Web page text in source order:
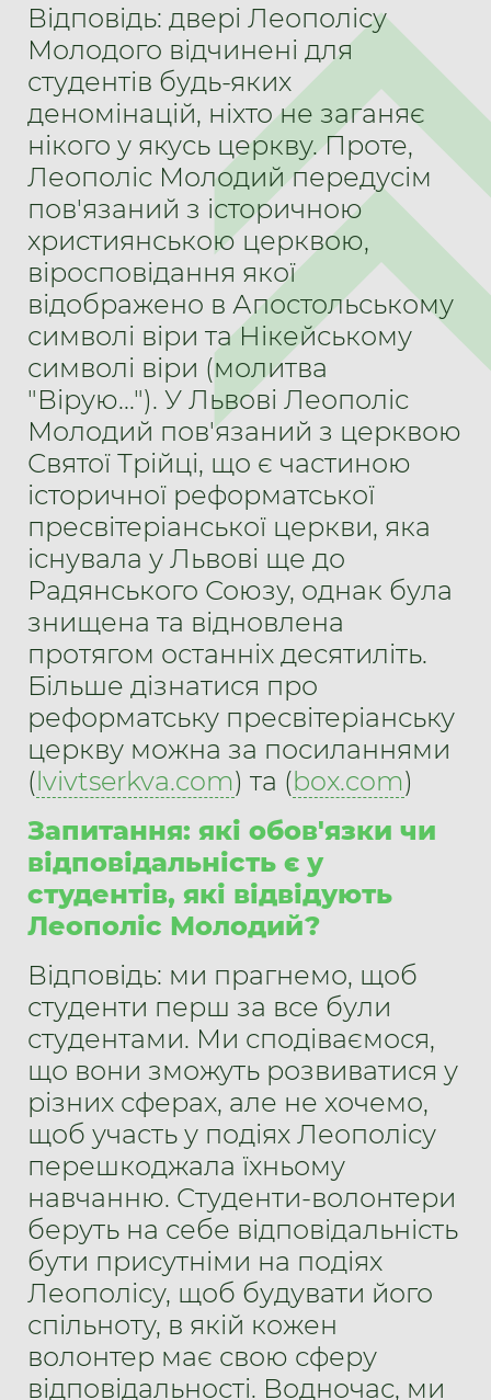
Відповідь: двері Леополісу
Молодого відчинені для
студентів будь-яких
деномінацій, ніхто не заганяє
нікого у якусь церкву. Проте,
Леополіс Молодий передусім
пов'язаний з історичною
християнською церквою,
віросповідання якої
відображено в Апостольському
символі віри та Нікейському
символі віри (молитва
"Вірую..."). У Львові Леополіс
Молодий пов'язаний з церквою
Святої Трійці, що є частиною
історичної реформатської
пресвітеріанської церкви, яка
існувала у Львові ще до
Радянського Союзу, однак була
знищена та відновлена
протягом останніх десятиліть.
Більше дізнатися про
реформатську пресвітеріанську
церкву можна за посиланнями
(lvivtserkva.com) та (box.com)
Запитання: які обов'язки чи
відповідальність є у
студентів, які відвідують
Леополіс Молодий?
Відповідь: ми прагнемо, щоб
студенти перш за все були
студентами. Ми сподіваємося,
що вони зможуть розвиватися у
різних сферах, але не хочемо,
щоб участь у подіях Леополісу
перешкоджала їхньому
навчанню. Студенти-волонтери
беруть на себе відповідальність
бути присутніми на подіях
Леополісу, щоб будувати його
спільноту, в якій кожен
волонтер має свою сферу
відповідальності. Водночас, ми